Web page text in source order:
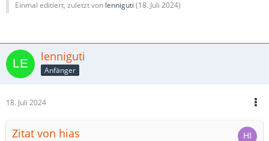
Einmal editiert, zuletzt von lenniguti (18. Juli 2024)
lenniguti
Anfänger
18. Juli 2024
Zitat von hias